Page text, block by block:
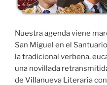
Nuestra agenda viene
San Miguel en el
la tradicional verbena,
una novillada
de Villanueva Literaria